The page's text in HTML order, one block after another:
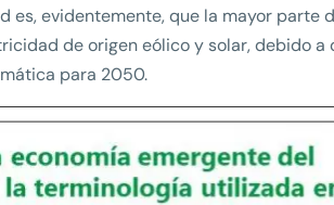
evidentemente, que la mayor parte
de origen eólico y solar, debido a
para 2050.